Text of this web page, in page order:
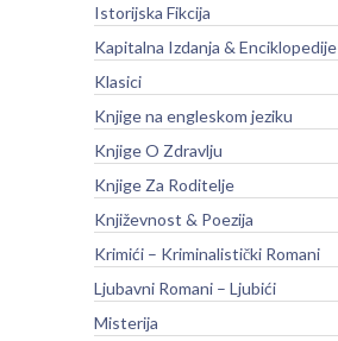
Istorijska Fikcija
Kapitalna Izdanja & Enciklopedije
Klasici
Knjige na engleskom jeziku
Knjige O Zdravlju
Knjige Za Roditelje
Književnost & Poezija
Krimići – Kriminalistički Romani
Ljubavni Romani – Ljubići
Misterija